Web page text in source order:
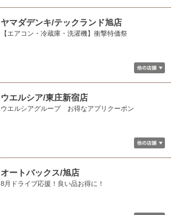
ヤマダデンキ/テックランド旭店
【エアコン・冷蔵庫・洗濯機】衝撃特価祭
ウエルシア/東庄新宿店
ウエルシアグループ お得なアプリクーポン
オートバックス/旭店
8月ドライブ応援！良い品お得に！